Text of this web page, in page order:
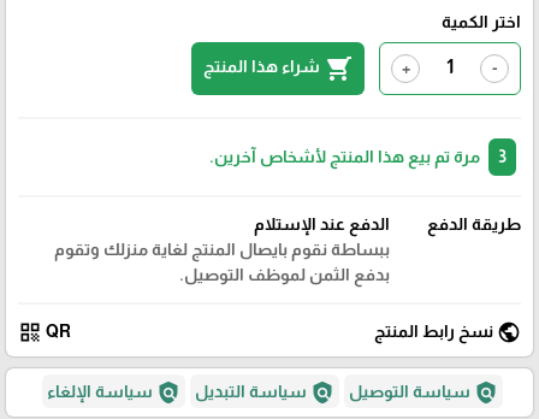
اختر الكمية
-
+
shopping_cart شراء هذا المنتج
مرة تم بيع هذا المنتج لأشخاص آخرين.
طريقة الدفع
الدفع عند الإستلام
ببساطة نقوم بايصال المنتج لغاية منزلك وتقوم
بدفع الثمن لموظف التوصيل.
public نسخ رابط المنتج QR
qr_code
policy سياسة التوصيل policy سياسة التبديل policy سياسة الإلغاء